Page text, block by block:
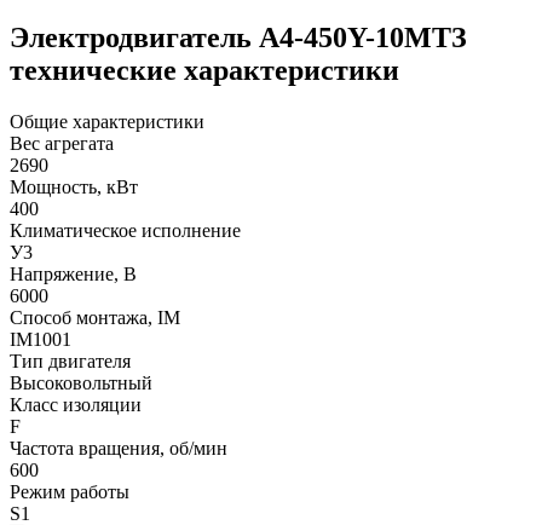
Электродвигатель А4-450Y-10МТЗ
технические характеристики
Общие характеристики
Вес агрегата
2690
Мощность, кВт
400
Климатическое исполнение
У3
Напряжение, В
6000
Способ монтажа, IM
IM1001
Тип двигателя
Высоковольтный
Класс изоляции
F
Частота вращения, об/мин
600
Режим работы
S1